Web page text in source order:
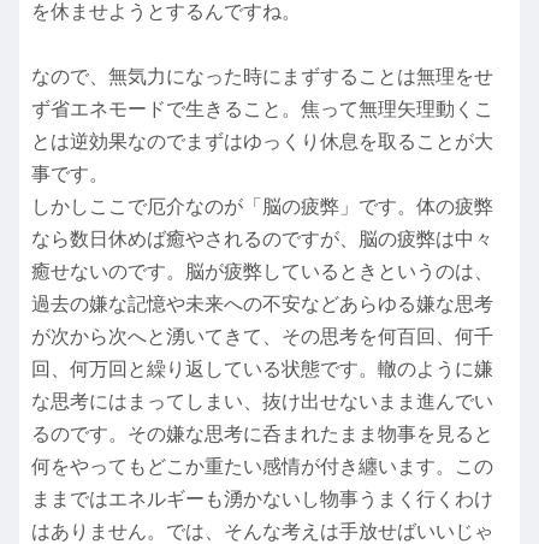
を休ませようとするんですね。
なので、無気力になった時にまずすることは無理をせ
ず省エネモードで生きること。焦って無理矢理動くこ
とは逆効果なのでまずはゆっくり休息を取ることが大
事です。
しかしここで厄介なのが「脳の疲弊」です。体の疲弊
なら数日休めば癒やされるのですが、脳の疲弊は中々
癒せないのです。脳が疲弊しているときというのは、
過去の嫌な記憶や未来への不安などあらゆる嫌な思考
が次から次へと湧いてきて、その思考を何百回、何千
回、何万回と繰り返している状態です。轍のように嫌
な思考にはまってしまい、抜け出せないまま進んでい
るのです。その嫌な思考に呑まれたまま物事を見ると
何をやってもどこか重たい感情が付き纏います。この
ままではエネルギーも湧かないし物事うまく行くわけ
はありません。では、そんな考えは手放せばいいじゃ